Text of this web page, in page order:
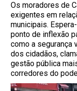
Os moradores de
exigentes em
municipais.
ponto de inflexão
como a segurança
dos cidadãos,
gestão pública
corredores do